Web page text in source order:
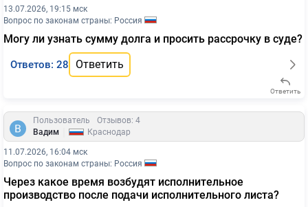
13.07.2026, 19:15 мск
Вопрос по законам страны: Россия
Могу ли узнать сумму долга и просить рассрочку в суде?
Ответов: 28 Ответить
Ответить
Пользователь
Отзывов: 4
Вадим
Краснодар
11.07.2026, 16:04 мск
Вопрос по законам страны: Россия
Через какое время возбудят исполнительное
производство после подачи исполнительного листа?